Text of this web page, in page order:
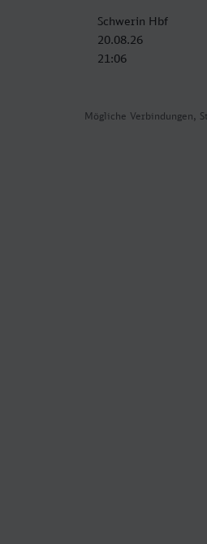
Mögliche Verbindungen,
Schwerin Hbf
20.08.26
21:06